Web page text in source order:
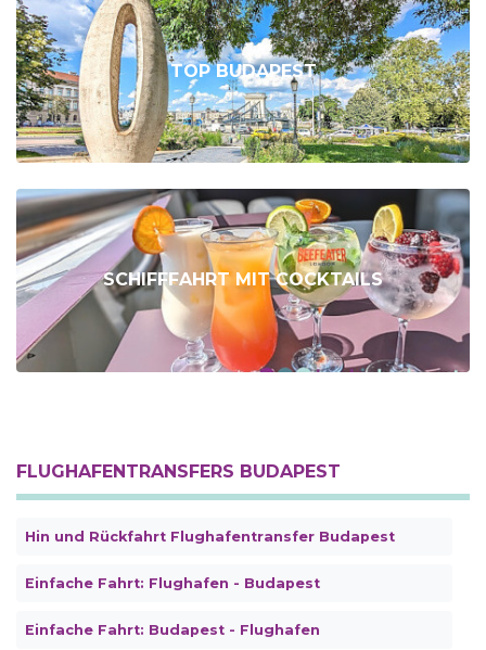
TOP BUDAPEST
SCHIFFFAHRT MIT COCKTAILS
FLUGHAFENTRANSFERS BUDAPEST
Hin und Rückfahrt Flughafentransfer Budapest
Einfache Fahrt: Flughafen - Budapest
Einfache Fahrt: Budapest - Flughafen